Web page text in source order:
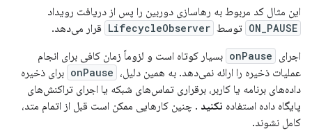
این مثال کد مربوط به رهاسازی دوربین را پس از دریافت رویداد
ON_PAUSE توسط LifecycleObserver قرار می‌دهد.
اجرای onPause بسیار کوتاه است و لزوماً زمان کافی برای انجام
عملیات ذخیره را ارائه نمی‌دهد. به همین دلیل، onPause برای ذخیره
داده‌های برنامه یا کاربر، برقراری تماس‌های شبکه یا اجرای تراکنش‌های
پایگاه داده استفاده نکنید . چنین کارهایی ممکن است قبل از اتمام متد،
کامل نشوند.